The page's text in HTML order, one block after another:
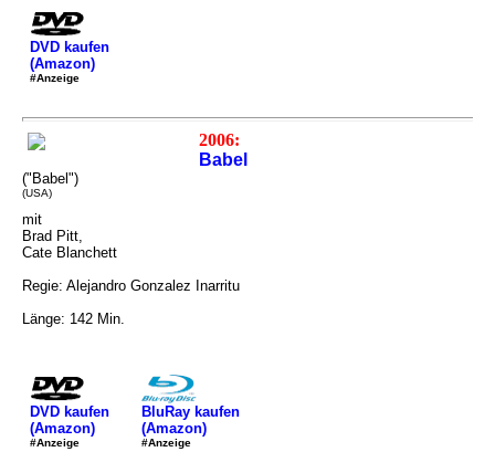
DVD kaufen
(Amazon)
#Anzeige
2006:
Babel
("Babel")
(USA)
mit
Brad Pitt,
Cate Blanchett
Regie: Alejandro Gonzalez Inarritu
Länge: 142 Min.
DVD kaufen
(Amazon)
#Anzeige
BluRay kaufen
(Amazon)
#Anzeige